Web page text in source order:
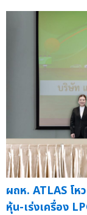
ผถห. ATLAS โ
หุ้น-เร่งเครื่อง